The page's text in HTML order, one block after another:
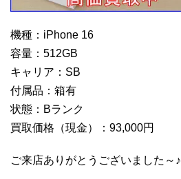
機種：iPhone 16
容量：512GB
キャリア：SB
付属品：箱有
状態：Bランク
買取価格（現金）：93,000円
ご来店ありがとうございました～♪